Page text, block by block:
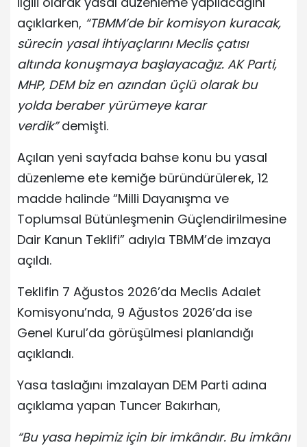
açıklarken, “TBMM’de bir komisyon kuracak,
sürecin yasal ihtiyaçlarını Meclis çatısı
altında konuşmaya başlayacağız. AK Parti,
MHP, DEM biz en azından üçlü olarak bu
yolda beraber yürümeye karar
verdik”demişti.
Açılan yeni sayfada bahse konu bu yasal
düzenleme ete kemiğe büründürülerek, 12
madde halinde “Milli Dayanışma ve
Toplumsal Bütünleşmenin Güçlendirilmesine
Dair Kanun Teklifi” adıyla TBMM’de imzaya
açıldı.
Teklifin 7 Ağustos 2026’da Meclis Adalet
Komisyonu’nda, 9 Ağustos 2026’da ise
Genel Kurul’da görüşülmesi planlandığı
açıklandı.
Yasa taslağını imzalayan DEM Parti adına
açıklama yapan Tuncer Bakırhan,
“Bu yasa hepimiz için bir imkândır. Bu imkânı